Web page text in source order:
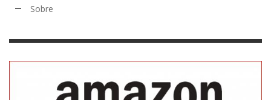
Sobre